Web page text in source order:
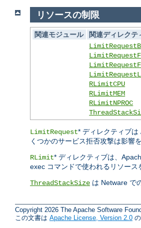
リソースの制限
関連モジュール
関連ディレクテ
RLimitCPU
RLimitMEM
RLimitNPROC
LimitRequest* ディレクティブ
くつかのサービス拒否攻撃は影響
RLimit* ディレクティブは、
exec コマンドで使われるリソース
ThreadStackSize は Netware で
Copyright 2026 The Apache Software
この文書は Apache License, Version 2.0